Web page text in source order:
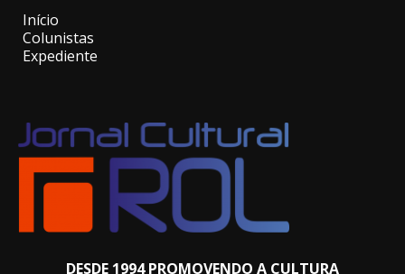
Início
Colunistas
Expediente
DESDE 1994 PROMOVENDO A CULTURA